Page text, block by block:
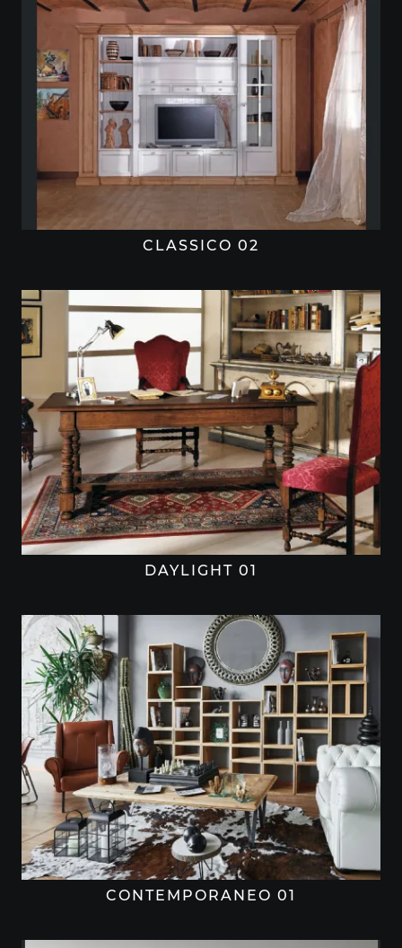
CLASSICO 02
DAYLIGHT 01
CONTEMPORANEO 01